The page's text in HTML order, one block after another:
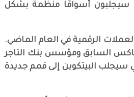
سيجلبون أسواقًا منظمة بشكل
الرقمية في العام الماضي.
السابق ومؤسس بنك التاجر
سيجلب البيتكوين إلى قمم جديدة